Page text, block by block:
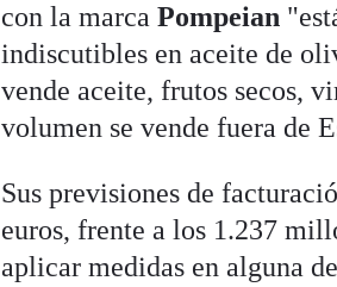
con la marcaPompeian
indiscutibles en aceite de
vende aceite, frutos secos,
volumen se vende fuera de
Sus previsiones de
euros, frente a los 1.237
aplicar medidas en alguna